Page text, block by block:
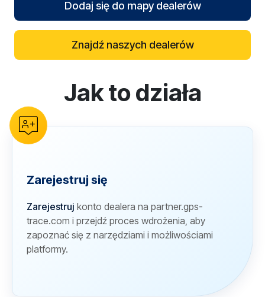
Dodaj się do mapy dealerów
Znajdź naszych dealerów
reCAPTCHA verificationJak to działa
Zarejestruj się
Zarejestruj konto dealera na partner.gps-
trace.com i przejdź proces wdrożenia, aby
zapoznać się z narzędziami i możliwościami
platformy.